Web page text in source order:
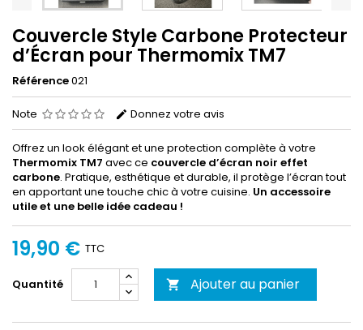
Couvercle Style Carbone Protecteur
d’Écran pour Thermomix TM7
Référence021
Note Donnez votre avis
Offrez un look élégant et une protection complète à votre
Thermomix TM7 avec ce couvercle d’écran noir effet
carbone. Pratique, esthétique et durable, il protège l’écran tout
en apportant une touche chic à votre cuisine. Un accessoire
utile et une belle idée cadeau !
19,90 € TTC
Quantité  Ajouter au panier